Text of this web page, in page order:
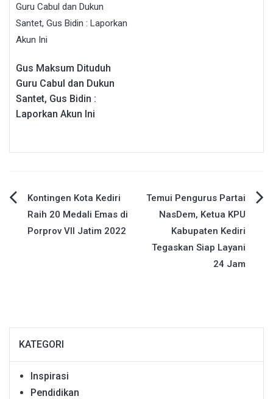
Gus Maksum Dituduh
Guru Cabul dan Dukun
Santet, Gus Bidin :
Laporkan Akun Ini
Navigasi
pos
Kontingen Kota Kediri
Raih 20 Medali Emas di
Porprov VII Jatim 2022
Temui Pengurus Partai
NasDem, Ketua KPU
Kabupaten Kediri
Tegaskan Siap Layani
24 Jam
KATEGORI
Inspirasi
Pendidikan